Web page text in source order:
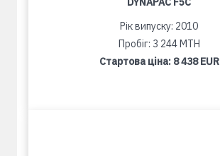
Рік випуску: 2010
Пробіг: 3 244 MTH
Стартова ціна: 8 438 EUR